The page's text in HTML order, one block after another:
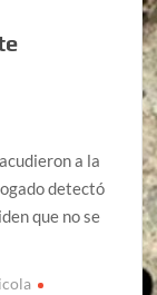
a la
detectó
que no se